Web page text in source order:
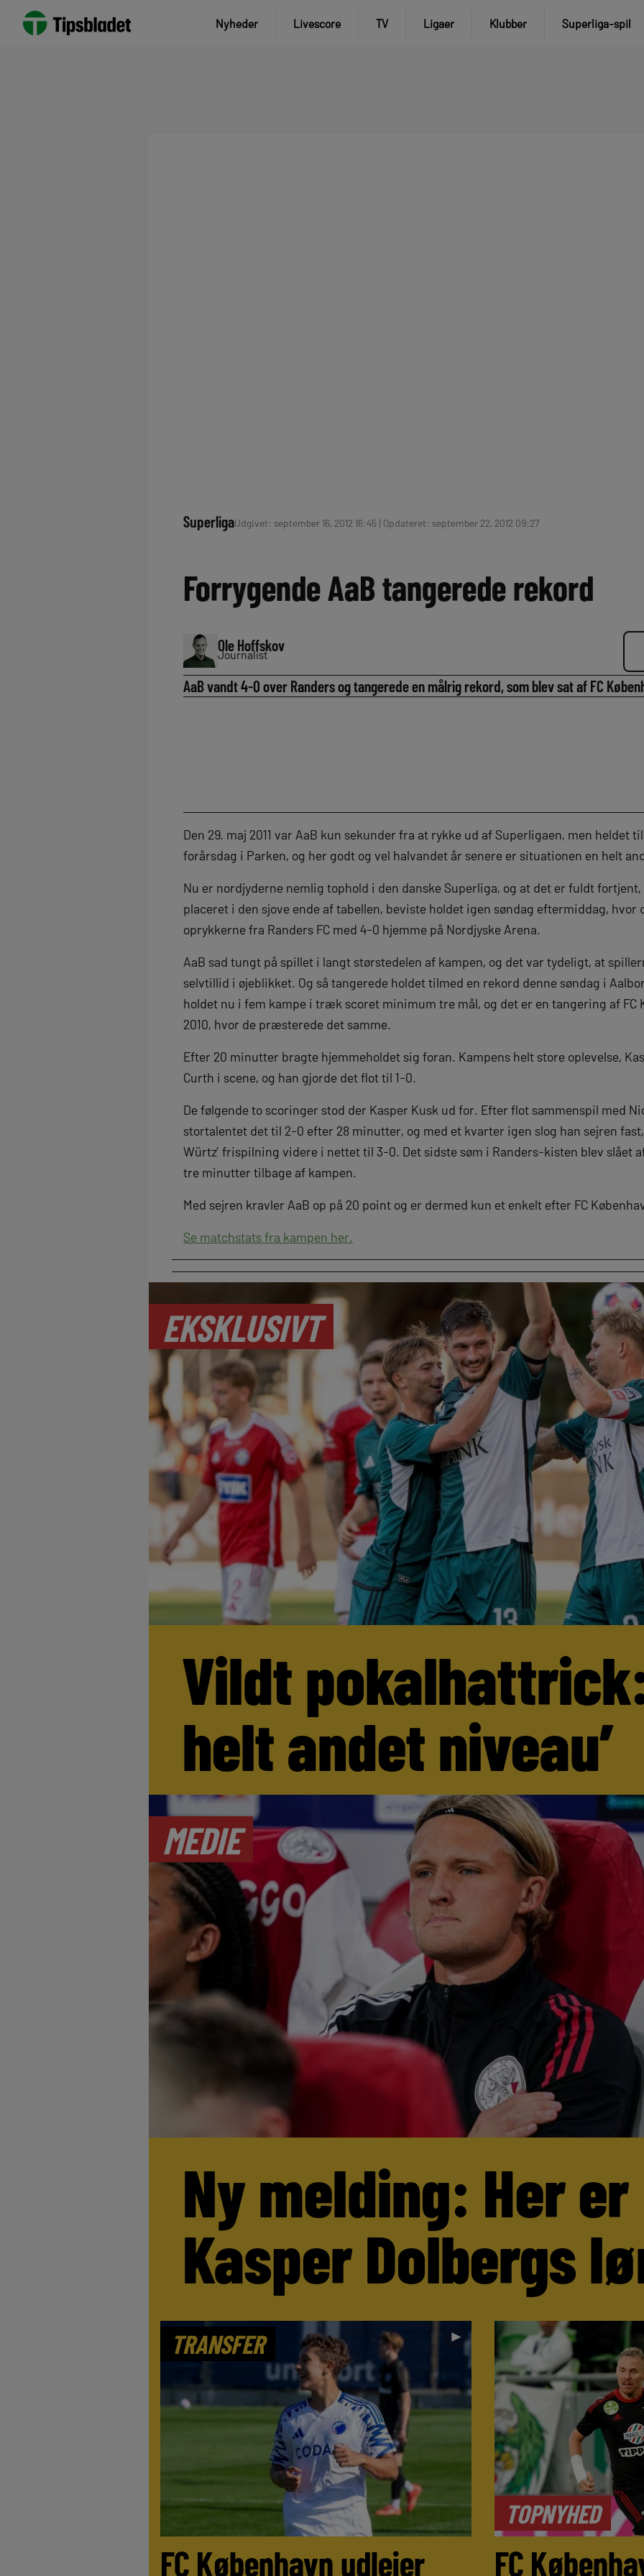
Nyheder Livescore TV Ligaer Klubber Superliga-spil
SuperligaUdgivet: september 16, 2012 16:45 | Opdateret: september 22, 2012 09:27
Forrygende AaB tangerede rekord
Ole Hoffskov
Journalist
AaB vandt 4-0 over Randers og tangerede en målrig rekord, som blev sat af FC
Den 29. maj 2011 var AaB kun sekunder fra at rykke ud af Superligaen, men heldet
forårsdag i Parken, og her godt og vel halvandet år senere er situationen en helt
Nu er nordjyderne nemlig tophold i den danske Superliga, og at det er fuldt
placeret i den sjove ende af tabellen, beviste holdet igen søndag eftermiddag, hvor
oprykkerne fra Randers FC med 4-0 hjemme på Nordjyske Arena.
AaB sad tungt på spillet i langt størstedelen af kampen, og det var tydeligt, at
selvtillid i øjeblikket. Og så tangerede holdet tilmed en rekord denne søndag i
holdet nu i fem kampe i træk scoret minimum tre mål, og det er en tangering af FC
2010, hvor de præsterede det samme.
Efter 20 minutter bragte hjemmeholdet sig foran. Kampens helt store oplevelse,
Curth i scene, og han gjorde det flot til 1-0.
De følgende to scoringer stod der Kasper Kusk ud for. Efter flot sammenspil med
stortalentet det til 2-0 efter 28 minutter, og med et kvarter igen slog han sejren
Würtz’ frispilning videre i nettet til 3-0. Det sidste søm i Randers-kisten blev slået
tre minutter tilbage af kampen.
Med sejren kravler AaB op på 20 point og er dermed kun et enkelt efter FC
Se matchstats fra kampen her.
EKSKLUSIVT
Vildt
helt andet niveau’
MEDIE
Ny melding: Her er
Kasper Dolbergs
TRANSFER ►
FC København udlejer
TOPNYHED
FC